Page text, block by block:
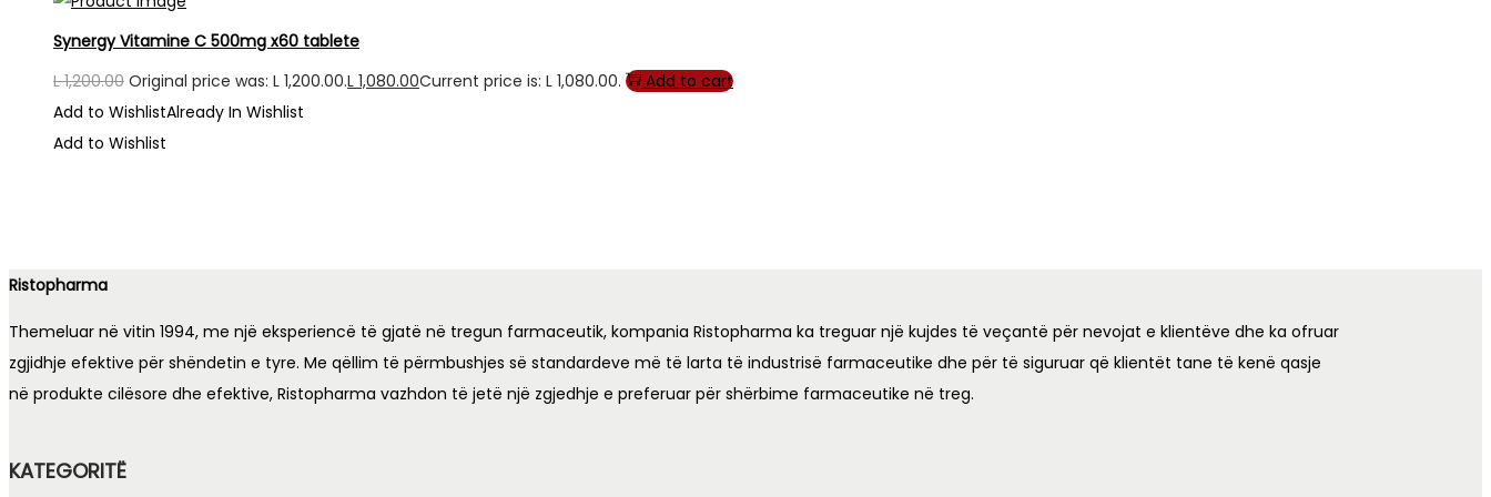
Synergy Vitamine C 500mg x60 tablete
L1,200.00 Original price was: L 1,200.00.L 1,080.00Current price is: L 1,080.00.
Add to cart
Add to WishlistAlready In Wishlist
Add to Wishlist
Ristopharma
Themeluar në vitin 1994, me një eksperiencë të gjatë në tregun farmaceutik, kompania Ristopharma ka treguar një kujdes të veçantë për nevojat e klientëve dhe ka ofruar
zgjidhje efektive për shëndetin e tyre. Me qëllim të përmbushjes së standardeve më të larta të industrisë farmaceutike dhe për të siguruar që klientët tane të kenë qasje
në produkte cilësore dhe efektive, Ristopharma vazhdon të jetë një zgjedhje e preferuar për shërbime farmaceutike në treg.
KATEGORITË